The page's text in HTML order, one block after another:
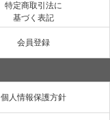
特定商取引法に
基づく表記
会員登録
個人情報保護方針